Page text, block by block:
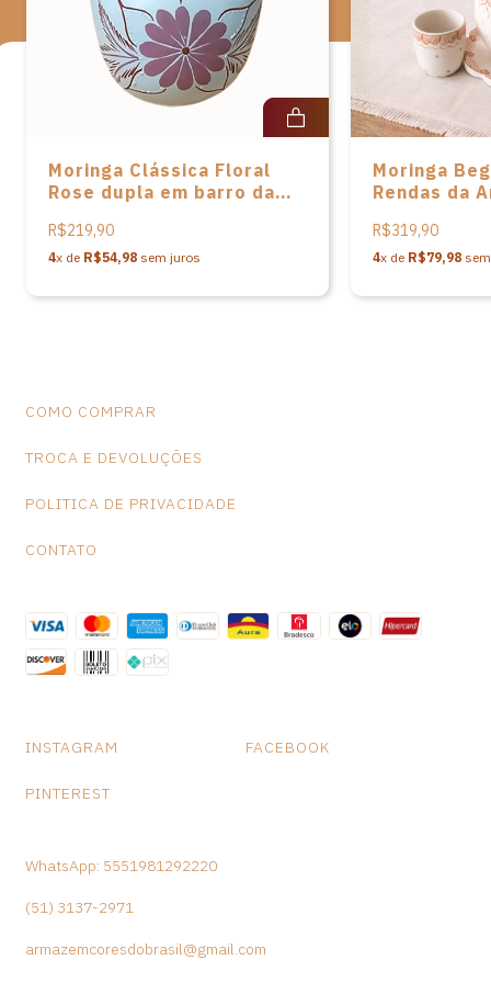
a cultura brasileira.
*Observação: Produtos artesanais podem apresentar alterações
de dimensões e variações de cores, o que não caracteriza falhas
Moringa Clássica Floral
Rose dupla em barro da
Lavradores e Artesãos de
Campo Alegre
R$219,90
4x de R$54,98 sem juros
Moringa
Rendas da
R$319,90
4x de R$79,98
COMO COMPRAR
TROCA E DEVOLUÇÕES
POLITICA DE PRIVACIDADE
CONTATO
INSTAGRAM FACEBOOK
PINTEREST
WhatsApp: 5551981292220
(51) 3137-2971
armazemcoresdobrasil@gmail.com